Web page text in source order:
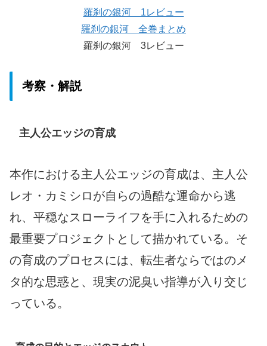
羅刹の銀河 1レビュー
羅刹の銀河 全巻まとめ
羅刹の銀河 3レビュー
考察・解説
主人公エッジの育成
本作における主人公エッジの育成は、主人公
レオ・カミシロが自らの過酷な運命から逃
れ、平穏なスローライフを手に入れるための
最重要プロジェクトとして描かれている。そ
の育成のプロセスには、転生者ならではのメ
タ的な思惑と、現実の泥臭い指導が入り交じ
っている。